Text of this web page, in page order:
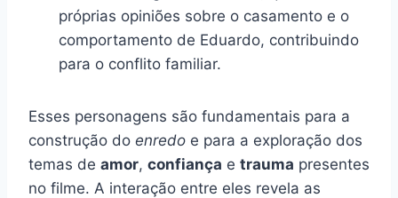
próprias opiniões sobre o casamento e o
comportamento de Eduardo, contribuindo
para o conflito familiar.
Esses personagens são fundamentais para a
construção do enredo e para a exploração dos
temas de amor, confiança e trauma presentes
no filme. A interação entre eles revela as